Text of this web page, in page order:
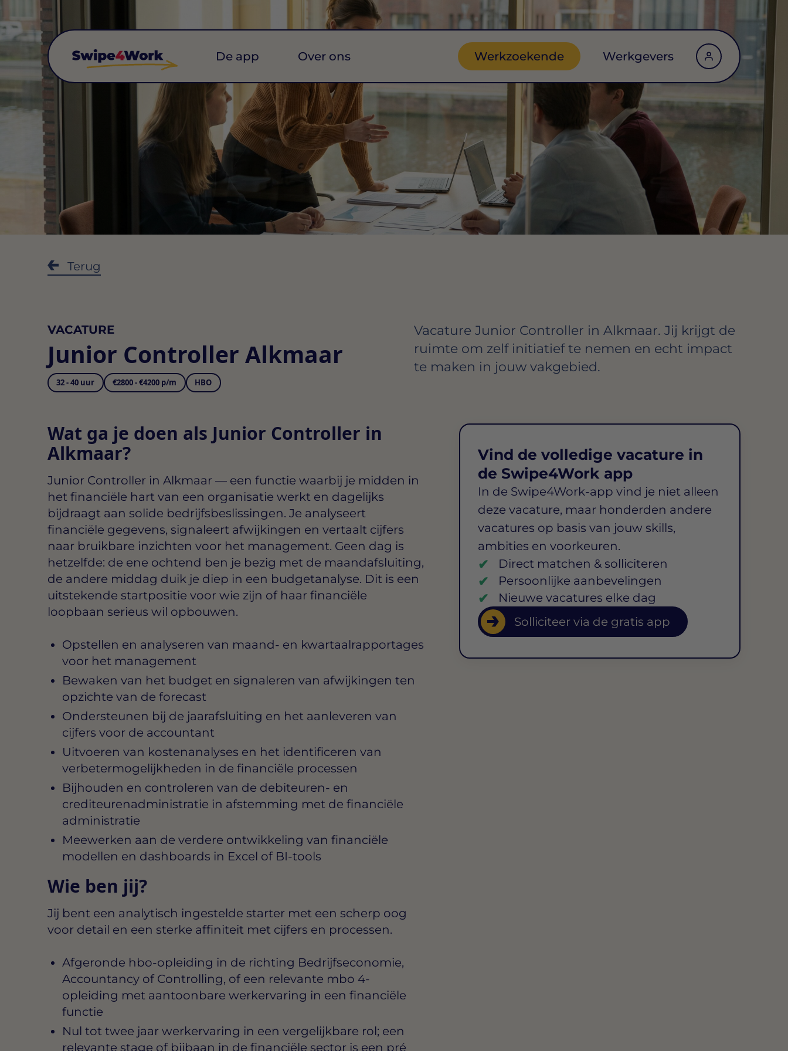
De app Over ons Werkzoekende Werkgevers
Terug
VACATURE
Junior Controller Alkmaar
32 - 40 uur €2800 - €4200 p/m HBO
Vacature Junior Controller in Alkmaar. Jij krijgt de
ruimte om zelf initiatief te nemen en echt impact
te maken in jouw vakgebied.
Wat ga je doen als Junior Controller in
Alkmaar?
Junior Controller in Alkmaar — een functie waarbij je midden in
het financiële hart van een organisatie werkt en dagelijks
bijdraagt aan solide bedrijfsbeslissingen. Je analyseert
financiële gegevens, signaleert afwijkingen en vertaalt cijfers
naar bruikbare inzichten voor het management. Geen dag is
hetzelfde: de ene ochtend ben je bezig met de maandafsluiting,
de andere middag duik je diep in een budgetanalyse. Dit is een
uitstekende startpositie voor wie zijn of haar financiële
loopbaan serieus wil opbouwen.
Opstellen en analyseren van maand- en kwartaalrapportages
voor het management
Bewaken van het budget en signaleren van afwijkingen ten
opzichte van de forecast
Ondersteunen bij de jaarafsluiting en het aanleveren van
cijfers voor de accountant
Uitvoeren van kostenanalyses en het identificeren van
verbetermogelijkheden in de financiële processen
Bijhouden en controleren van de debiteuren- en
crediteurenadministratie in afstemming met de financiële
administratie
Meewerken aan de verdere ontwikkeling van financiële
modellen en dashboards in Excel of BI-tools
Wie ben jij?
Jij bent een analytisch ingestelde starter met een scherp oog
voor detail en een sterke affiniteit met cijfers en processen.
Afgeronde hbo-opleiding in de richting Bedrijfseconomie,
Accountancy of Controlling, of een relevante mbo 4-
opleiding met aantoonbare werkervaring in een financiële
functie
Nul tot twee jaar werkervaring in een vergelijkbare rol; een
relevante stage of bijbaan in de financiële sector is een pré
Vind de volledige vacature in
de Swipe4Work app
In de Swipe4Work-app vind je niet alleen
deze vacature, maar honderden andere
vacatures op basis van jouw skills,
ambities en voorkeuren.
Direct matchen & solliciteren
Persoonlijke aanbevelingen
Nieuwe vacatures elke dag
Solliciteer via de gratis app